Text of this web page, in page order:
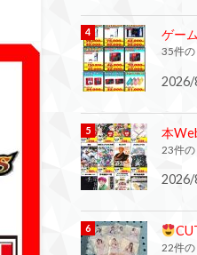
ゲー
35件の
2026/
本
23件
22件